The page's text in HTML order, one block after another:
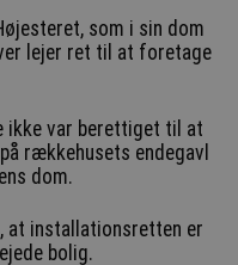
som i sin dom
lejer ret til at foretage
ikke var berettiget til at
rækkehusets endegavl
dom.
at installationsretten er
bolig.